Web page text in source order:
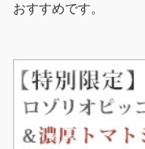
おすすめです。